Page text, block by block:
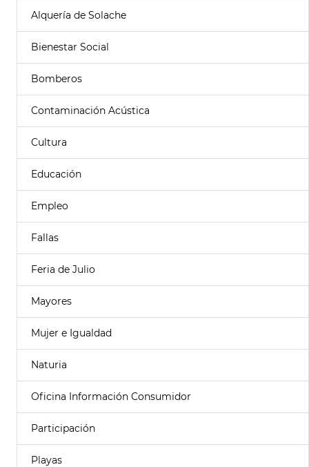
Alquería de Solache
Bienestar Social
Bomberos
Contaminación Acústica
Cultura
Educación
Empleo
Fallas
Feria de Julio
Mayores
Mujer e Igualdad
Naturia
Oficina Información Consumidor
Participación
Playas